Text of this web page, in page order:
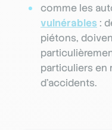
comme les
vulnérables :
piétons,
particuliers en
d’accidents.